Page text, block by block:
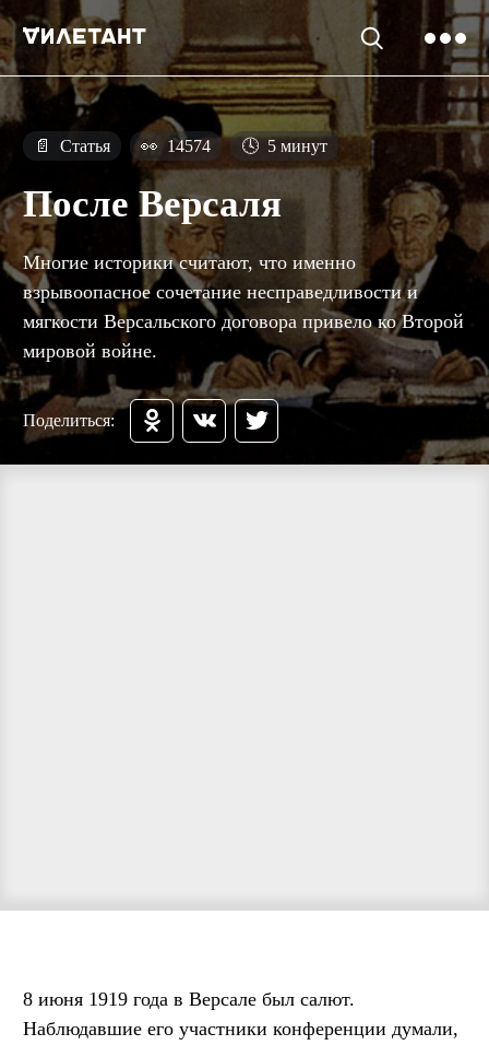
📄 Статья 👀 14574 🕓 5 минут
После Версаля
Многие историки считают, что именно
взрывоопасное сочетание несправедливости и
мягкости Версальского договора привело ко Второй
мировой войне.
Поделиться:
8 июня 1919 года в Версале был салют.
Наблюдавшие его участники конференции думали,